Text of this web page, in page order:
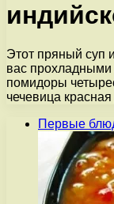
Этот пряный суп
вас
помидоры
чечевица
Первые